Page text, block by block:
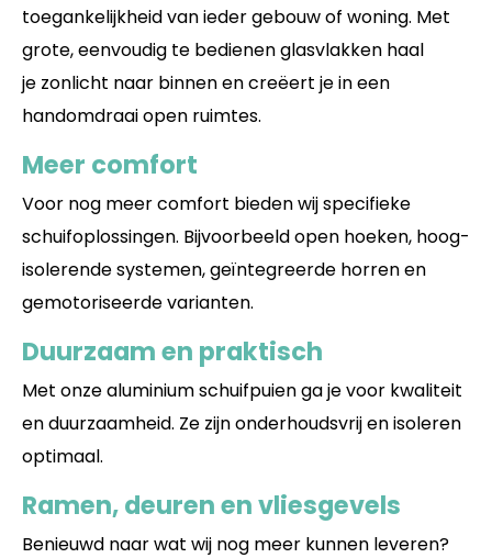
toegankelijkheid van ieder gebouw of woning. Met
grote, eenvoudig te bedienen glasvlakken haal
je zonlicht naar binnen en creëert je in een
handomdraai open ruimtes.
Meer comfort
Voor nog meer comfort bieden wij specifieke
schuifoplossingen. Bijvoorbeeld open hoeken, hoog-
isolerende systemen, geïntegreerde horren en
gemotoriseerde varianten.
Duurzaam en praktisch
Met onze aluminium schuifpuien ga je voor kwaliteit
en duurzaamheid. Ze zijn onderhoudsvrij en isoleren
optimaal.
Ramen, deuren en vliesgevels
Benieuwd naar wat wij nog meer kunnen leveren?